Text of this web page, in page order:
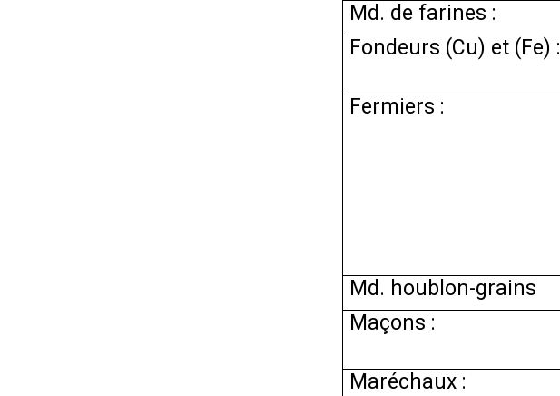
Md. de farines :
Fondeurs (Cu) et (Fe) :
Fermiers :
Md. houblon-grains
Maçons :
Maréchaux :